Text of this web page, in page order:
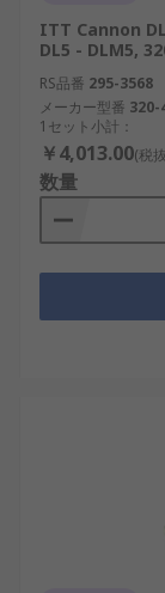
ITT Cannon
DL5 - DLM5,
RS品番 295-3568
メーカー型番 320-
1セット小計：
￥4,013.00(税
数量